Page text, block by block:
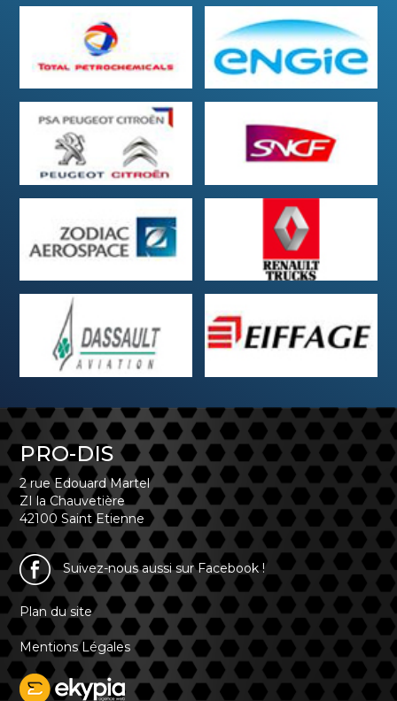
PRO-DIS
2 rue Edouard Martel
ZI la Chauvetière
42100 Saint Etienne
Suivez-nous aussi sur Facebook !
Plan du site
Mentions Légales